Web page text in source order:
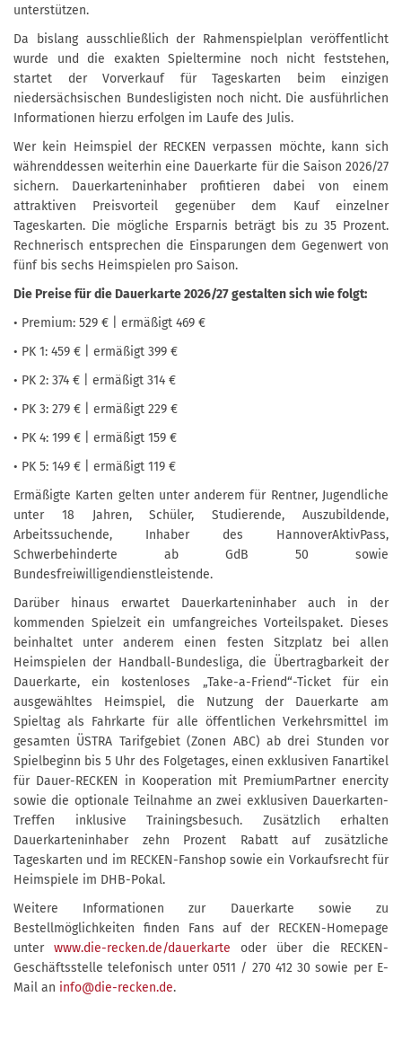
unterstützen.
Da bislang ausschließlich der Rahmenspielplan veröffentlicht
wurde und die exakten Spieltermine noch nicht feststehen,
startet der Vorverkauf für Tageskarten beim einzigen
niedersächsischen Bundesligisten noch nicht. Die ausführlichen
Informationen hierzu erfolgen im Laufe des Julis.
Wer kein Heimspiel der RECKEN verpassen möchte, kann sich
währenddessen weiterhin eine Dauerkarte für die Saison 2026/27
sichern. Dauerkarteninhaber profitieren dabei von einem
attraktiven Preisvorteil gegenüber dem Kauf einzelner
Tageskarten. Die mögliche Ersparnis beträgt bis zu 35 Prozent.
Rechnerisch entsprechen die Einsparungen dem Gegenwert von
fünf bis sechs Heimspielen pro Saison.
Die Preise für die Dauerkarte 2026/27 gestalten sich wie folgt:
• Premium: 529 € | ermäßigt 469 €
• PK 1: 459 € | ermäßigt 399 €
• PK 2: 374 € | ermäßigt 314 €
• PK 3: 279 € | ermäßigt 229 €
• PK 4: 199 € | ermäßigt 159 €
• PK 5: 149 € | ermäßigt 119 €
Ermäßigte Karten gelten unter anderem für Rentner, Jugendliche
unter 18 Jahren, Schüler, Studierende, Auszubildende,
Arbeitssuchende, Inhaber des HannoverAktivPass,
Schwerbehinderte ab GdB 50 sowie
Bundesfreiwilligendienstleistende.
Darüber hinaus erwartet Dauerkarteninhaber auch in der
kommenden Spielzeit ein umfangreiches Vorteilspaket. Dieses
beinhaltet unter anderem einen festen Sitzplatz bei allen
Heimspielen der Handball-Bundesliga, die Übertragbarkeit der
Dauerkarte, ein kostenloses „Take-a-Friend“-Ticket für ein
ausgewähltes Heimspiel, die Nutzung der Dauerkarte am
Spieltag als Fahrkarte für alle öffentlichen Verkehrsmittel im
gesamten ÜSTRA Tarifgebiet (Zonen ABC) ab drei Stunden vor
Spielbeginn bis 5 Uhr des Folgetages, einen exklusiven Fanartikel
für Dauer-RECKEN in Kooperation mit PremiumPartner enercity
sowie die optionale Teilnahme an zwei exklusiven Dauerkarten-
Treffen inklusive Trainingsbesuch. Zusätzlich erhalten
Dauerkarteninhaber zehn Prozent Rabatt auf zusätzliche
Tageskarten und im RECKEN-Fanshop sowie ein Vorkaufsrecht für
Heimspiele im DHB-Pokal.
Weitere Informationen zur Dauerkarte sowie zu
Bestellmöglichkeiten finden Fans auf der RECKEN-Homepage
unter www.die-recken.de/dauerkarte oder über die RECKEN-
Geschäftsstelle telefonisch unter 0511 / 270 412 30 sowie per E-
Mail an info@die-recken.de.